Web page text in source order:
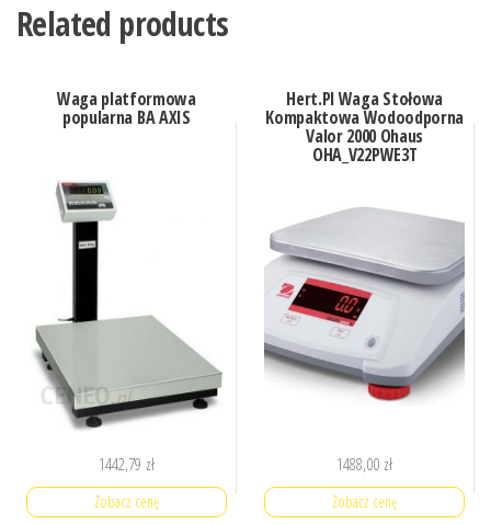
Related products
Waga platformowa
popularna BA AXIS
1442,79 zł
Zobacz cenę
Hert.Pl Waga Stołowa
Kompaktowa Wodoodporna
Valor 2000 Ohaus
OHA_V22PWE3T
1488,00 zł
Zobacz cenę